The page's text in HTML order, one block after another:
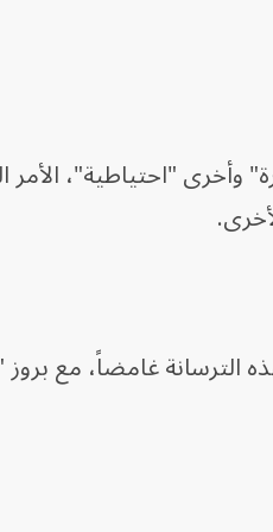
وأخرى "احتياطية"،
الترسانة غامضاً، مع